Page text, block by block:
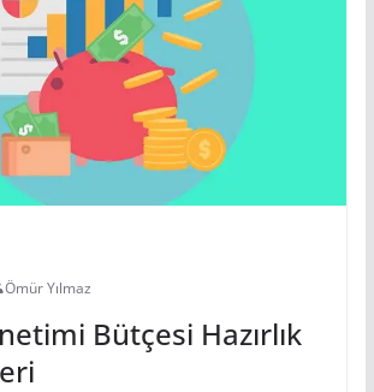
Ömür Yılmaz
Bütçesi Hazırlık